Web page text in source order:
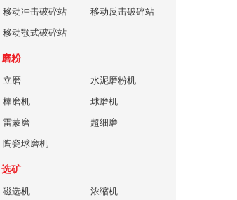
移动冲击破碎站
移动反击破碎站
移动颚式破碎站
磨粉
立磨
水泥磨粉机
棒磨机
球磨机
雷蒙磨
超细磨
陶瓷球磨机
选矿
磁选机
浓缩机